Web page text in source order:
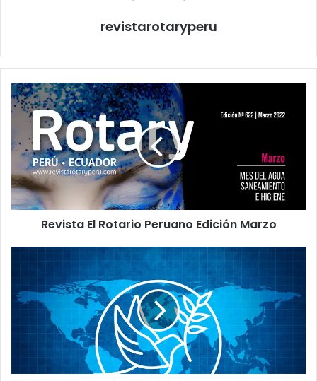
revistarotaryperu
Revista El Rotario Peruano Edición Marzo